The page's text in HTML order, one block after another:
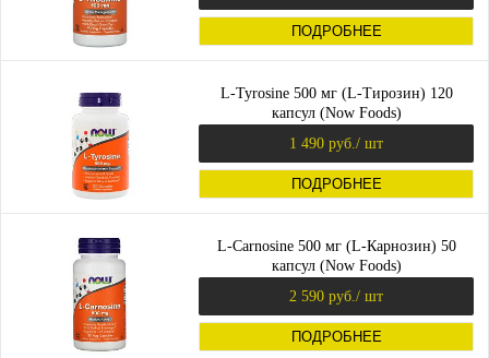
ПОДРОБНЕЕ
L-Tyrosine 500 мг (L-Тирозин) 120
капсул (Now Foods)
1 490 руб. / шт
ПОДРОБНЕЕ
L-Carnosine 500 мг (L-Карнозин) 50
капсул (Now Foods)
2 590 руб. / шт
ПОДРОБНЕЕ